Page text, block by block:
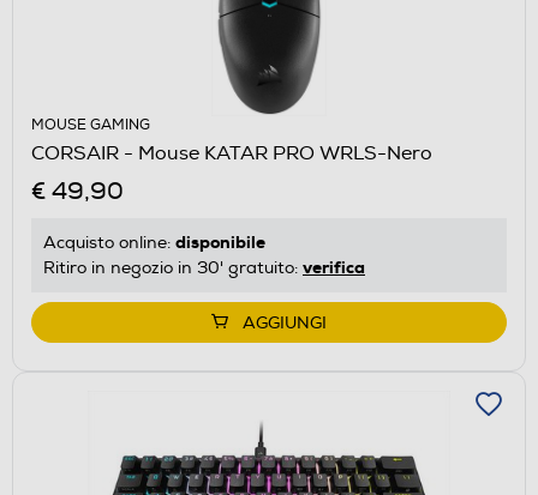
MOUSE GAMING
CORSAIR - Mouse KATAR PRO WRLS-Nero
€ 49,90
Acquisto online: disponibile
Ritiro in negozio in 30' gratuito: verifica
AGGIUNGI